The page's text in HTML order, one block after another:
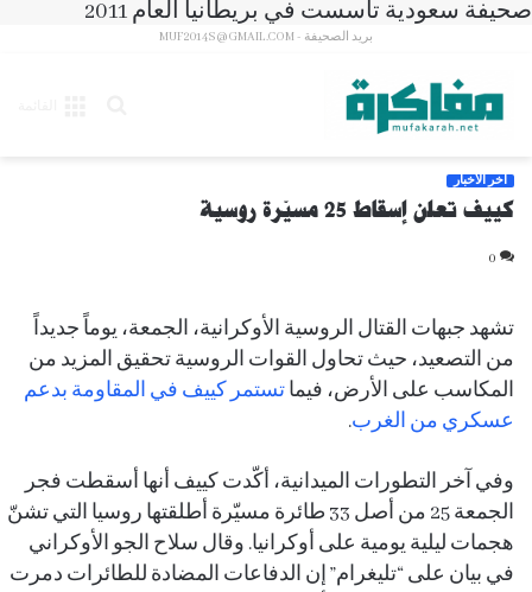
صحيفة سعودية تأسست في بريطانيا العام 2011
بريد الصحيفة - MUF2014S@GMAIL.COM
آخر الأخبار
كييف تعلن إسقاط 25 مسيّرة روسية
0
تشهد جبهات القتال الروسية الأوكرانية، الجمعة، يوماً جديداً
من التصعيد، حيث تحاول القوات الروسية تحقيق المزيد من
المكاسب على الأرض، فيماتستمر كييف في المقاومة بدعم
عسكري من الغرب.
وفي آخر التطورات الميدانية، أكّدت كييف أنها أسقطت فجر
الجمعة 25 من أصل 33 طائرة مسيّرة أطلقتها روسيا التي تشنّ
هجمات ليلية يومية على أوكرانيا. وقال سلاح الجو الأوكراني
في بيان على “تليغرام” إن الدفاعات المضادة للطائرات دمرت